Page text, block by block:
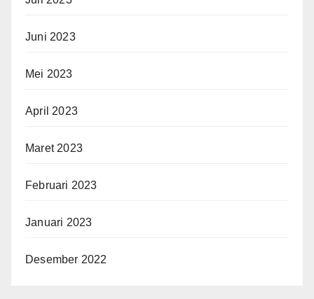
Juni 2023
Mei 2023
April 2023
Maret 2023
Februari 2023
Januari 2023
Desember 2022